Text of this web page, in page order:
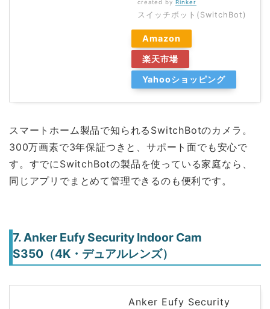
created by Rinker
スイッチボット(SwitchBot)
Amazon
楽天市場
Yahooショッピング
スマートホーム製品で知られるSwitchBotのカメラ。
300万画素で3年保証つきと、サポート面でも安心で
す。すでにSwitchBotの製品を使っている家庭なら、
同じアプリでまとめて管理できるのも便利です。
7. Anker Eufy Security Indoor Cam
S350（4K・デュアルレンズ）
Anker Eufy Security